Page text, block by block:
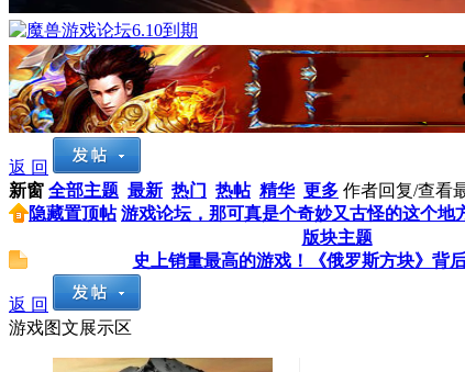
返 回
新窗 全部主题 最新 热门 热帖 精华 更多 作者回复/查看
隐藏置顶帖 游戏论坛，那可真是个奇妙又古怪的这个地
版块主题
史上销量最高的游戏！《俄罗斯方块》背
返 回
游戏图文展示区